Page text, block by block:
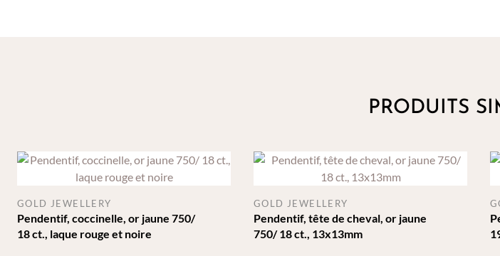
PRODUITS
Pendentif, coccinelle, or jaune 750/
18 ct., laque rouge et noire
GOLD JEWELLERY
Pendentif, tête de cheval, or jaune
750/ 18 ct., 13x13mm
GOLD JEWELLERY